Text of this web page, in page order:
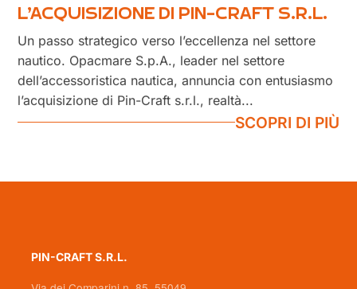
L’ACQUISIZIONE DI PIN-CRAFT S.R.L.
Un passo strategico verso l’eccellenza nel settore
nautico. Opacmare S.p.A., leader nel settore
dell’accessoristica nautica, annuncia con entusiasmo
l’acquisizione di Pin-Craft s.r.l., realtà...
SCOPRI DI PIÙ
PIN-CRAFT S.R.L.